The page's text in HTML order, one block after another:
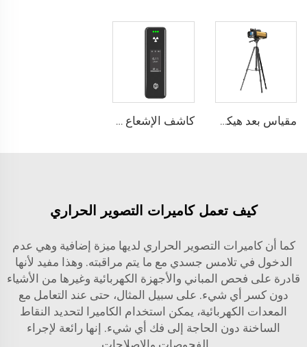
مقياس بعد هيكل حركة ليزر مزدوج YZ-120Pro كاشف الإشعاع النووي SEED-RA
كيف تعمل كاميرات التصوير الحراري
كما أن كاميرات التصوير الحراري لديها ميزة إضافية وهي عدم
الدخول في تلامس جسدي مع ما يتم مراقبته. وهذا مفيد لأنها
قادرة على فحص المباني والأجهزة الكهربائية وغيرها من الأشياء
دون كسر أي شيء. على سبيل المثال، حتى عند التعامل مع
المعدات الكهربائية، يمكن استخدام الكاميرا لتحديد النقاط
الساخنة دون الحاجة إلى فك أي شيء. إنها رائعة لإجراء
الفحوصات والإصلاحات.